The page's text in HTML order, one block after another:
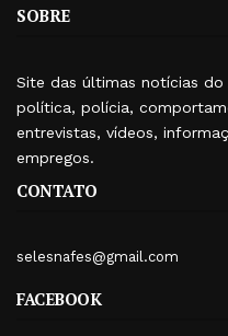
SOBRE
Site das últimas notícias
política, polícia,
entrevistas, vídeos,
empregos.
CONTATO
selesnafes@gmail.com
FACEBOOK